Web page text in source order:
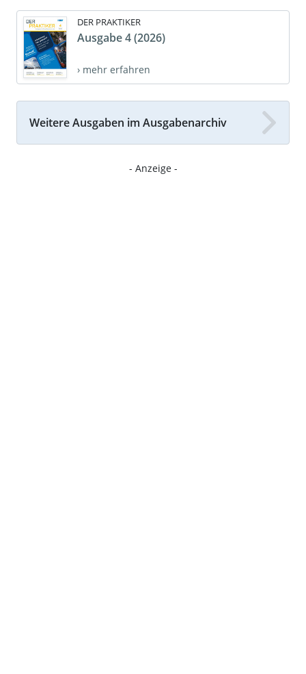
DER PRAKTIKER
Ausgabe 4 (2026)
› mehr erfahren
Weitere Ausgaben im Ausgabenarchiv
- Anzeige -